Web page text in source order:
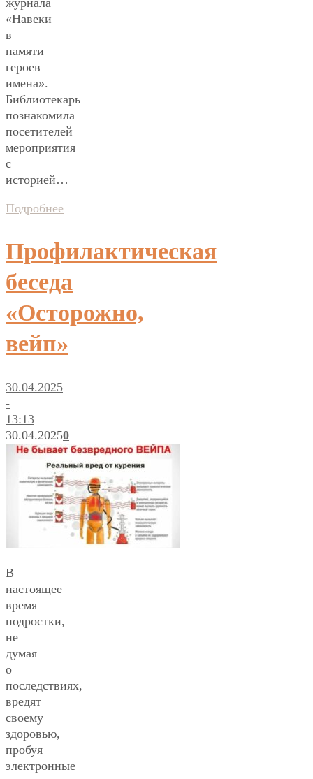
журнала
«Навеки
в
памяти
героев
имена».
Библиотекарь
познакомила
посетителей
мероприятия
с
историей…
Подробнее
Профилактическая
беседа
«Осторожно,
вейп»
30.04.2025
-
13:13
30.04.20250
В
настоящее
время
подростки,
не
думая
о
последствиях,
вредят
своему
здоровью,
пробуя
электронные